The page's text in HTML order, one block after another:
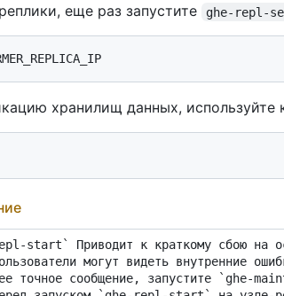
еще раз запустите
ghe-repl-
хранилищ данных, используйте
могут видеть внутренние
точное сообщение, запустите `ghe-